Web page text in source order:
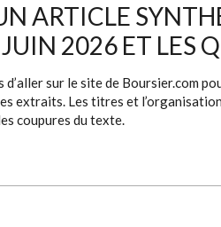
ARTICLE
2026 ET LES
d’aller sur le site de Boursier.com
extraits. Les titres et
coupures du texte.